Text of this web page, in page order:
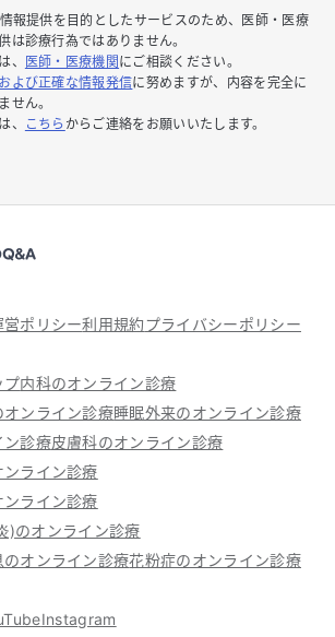
報提供を目的としたサービスのため、医師・医療
は診療行為ではありません。
、
医師・医療機関 にご相談ください。
よび正確な情報発信に努めますが、内容を完全に
せん。
、
こちら からご連絡をお願いいたします。
営ポリシー利用規約プライバシーポリシー
プ内科のオンライン診療
ンライン診療睡眠外来のオンライン診療
ン診療皮膚科のオンライン診療
ライン診療
ライン診療
)のオンライン診療
オンライン診療花粉症のオンライン診療
Instagram